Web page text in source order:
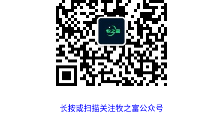
长按或扫描关注牧之富公众号